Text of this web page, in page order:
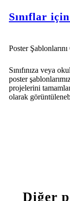
Sınıflar
Poster
Sınıfınıza veya
poster
projelerini
olarak
Diğer